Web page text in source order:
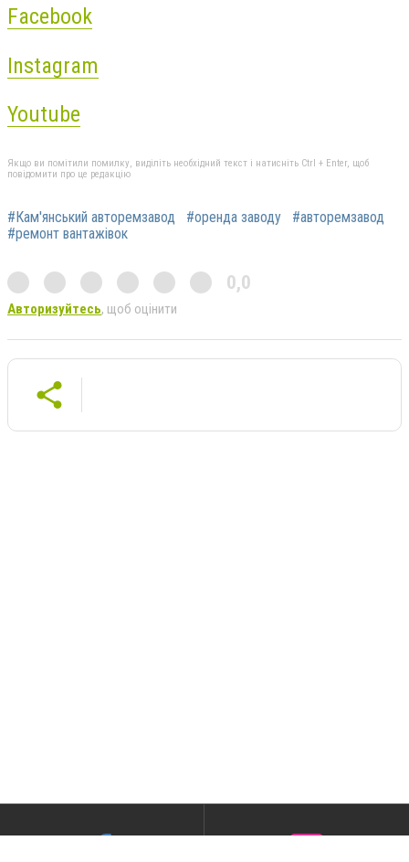
Facebook
Instagram
Youtube
Якщо ви помітили помилку, виділіть необхідний текст і натисніть Ctrl + Enter, щоб
повідомити про це редакцію
#Кам'янський авторемзавод #оренда заводу
#авторемзавод
#ремонт вантажівок
0,0
Авторизуйтесь, щоб оцінити